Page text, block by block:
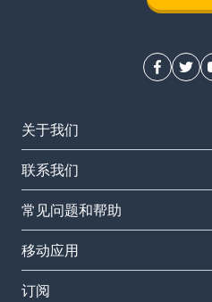
关于我们
联系我们
常见问题和帮助
移动应用
订阅